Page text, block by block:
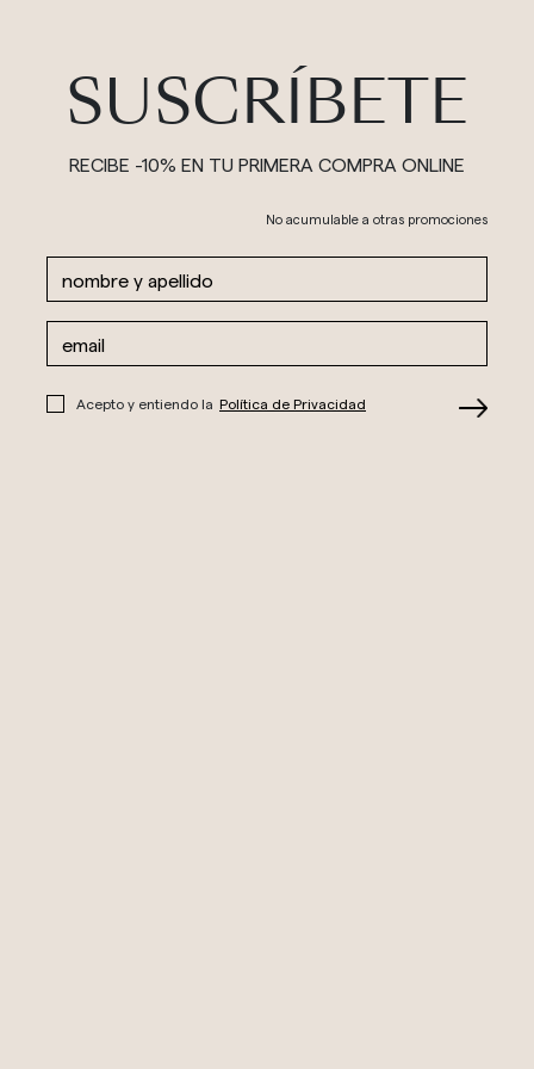
SUSCRÍBETE
RECIBE -10% EN TU PRIMERA COMPRA ONLINE
No acumulable a otras promociones
Acepto y entiendo la Política de Privacidad